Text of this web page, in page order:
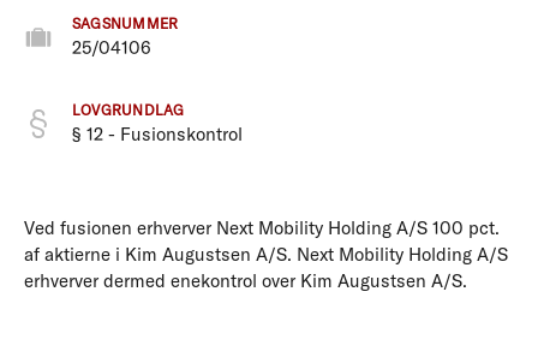
SAGSNUMMER
25/04106
LOVGRUNDLAG
§ 12 - Fusionskontrol
Ved fusionen erhverver Next Mobility Holding A/S 100 pct.
af aktierne i Kim Augustsen A/S. Next Mobility Holding A/S
erhverver dermed enekontrol over Kim Augustsen A/S.